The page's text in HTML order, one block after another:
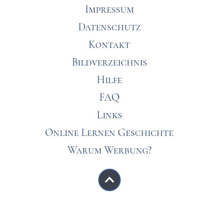
Impressum
Datenschutz
Kontakt
Bildverzeichnis
Hilfe
FAQ
Links
Online Lernen Geschichte
Warum Werbung?